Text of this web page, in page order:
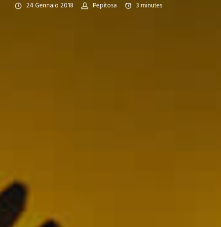
24 Gennaio 2018 Pepitosa 3minutes